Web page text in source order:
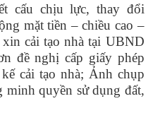
cấu chịu lực, thay đổi
mặt tiền – chiều cao –
cải tạo nhà tại UBND
đề nghị cấp giấy phép
cải tạo nhà; Ảnh chụp
minh quyền sử dụng đất,